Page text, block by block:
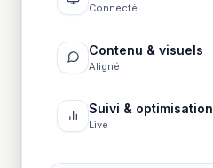
Connecté
Contenu & visuels
Aligné
Suivi & optimisation
Live